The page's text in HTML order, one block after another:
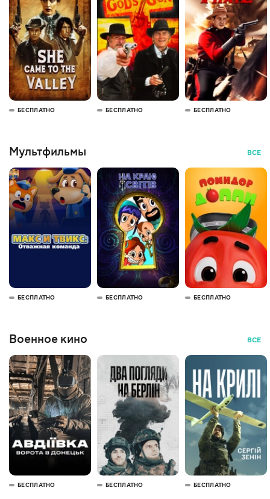
БЕСПЛАТНО БЕСПЛАТНО БЕСПЛАТНО
Мультфильмы ВСЕ
БЕСПЛАТНО БЕСПЛАТНО БЕСПЛАТНО
Военное кино ВСЕ
БЕСПЛАТНО БЕСПЛАТНО БЕСПЛАТНО